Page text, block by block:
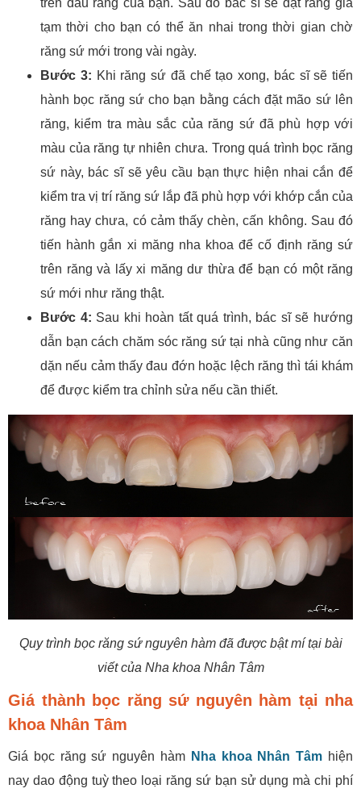
tạm thời cho bạn có thể ăn nhai trong thời gian chờ
răng sứ mới trong vài ngày.
Bước 3: Khi răng sứ đã chế tạo xong, bác sĩ sẽ tiến
hành bọc răng sứ cho bạn bằng cách đặt mão sứ lên
răng, kiểm tra màu sắc của răng sứ đã phù hợp với
màu của răng tự nhiên chưa. Trong quá trình bọc răng
sứ này, bác sĩ sẽ yêu cầu bạn thực hiện nhai cắn để
kiểm tra vị trí răng sứ lắp đã phù hợp với khớp cắn của
răng hay chưa, có cảm thấy chèn, cấn không. Sau đó
tiến hành gắn xi măng nha khoa để cố định răng sứ
trên răng và lấy xi măng dư thừa để bạn có một răng
sứ mới như răng thật.
Bước 4: Sau khi hoàn tất quá trình, bác sĩ sẽ hướng
dẫn bạn cách chăm sóc răng sứ tại nhà cũng như căn
dặn nếu cảm thấy đau đớn hoặc lệch răng thì tái khám
để được kiểm tra chỉnh sửa nếu cần thiết.
Quy trình bọc răng sứ nguyên hàm đã được bật mí tại bài
viết của Nha khoa Nhân Tâm
Giá thành bọc răng sứ nguyên hàm tại nha
khoa Nhân Tâm
Giá bọc răng sứ nguyên hàm Nha khoa Nhân Tâm hiện
nay dao động tuỳ theo loại răng sứ bạn sử dụng mà chi phí